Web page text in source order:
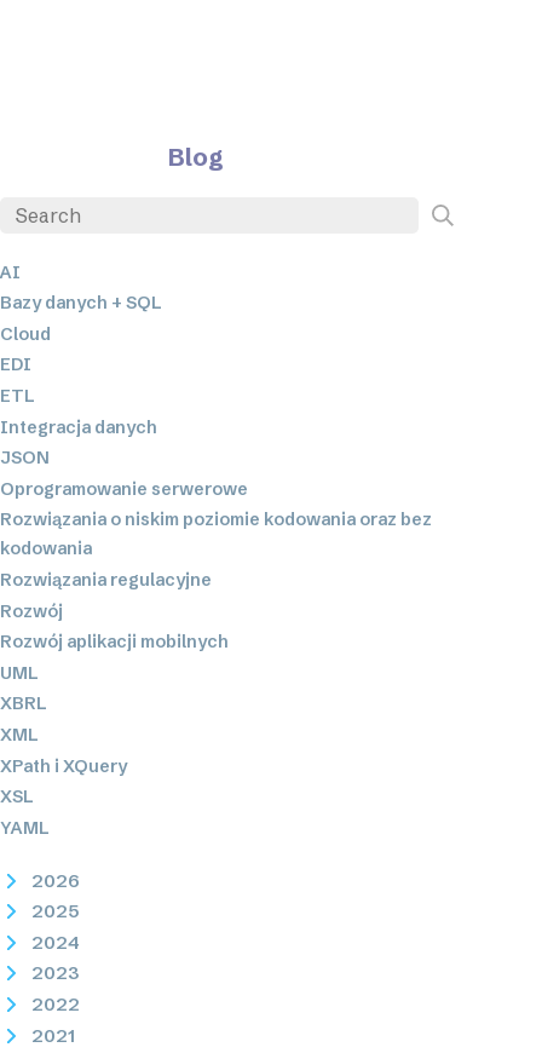
Blog
AI
Bazy danych + SQL
Cloud
EDI
ETL
Integracja danych
JSON
Oprogramowanie serwerowe
Rozwiązania o niskim poziomie kodowania oraz bez
kodowania
Rozwiązania regulacyjne
Rozwój
Rozwój aplikacji mobilnych
UML
XBRL
XML
XPath i XQuery
XSL
YAML
2026
2025
2024
2023
2022
2021